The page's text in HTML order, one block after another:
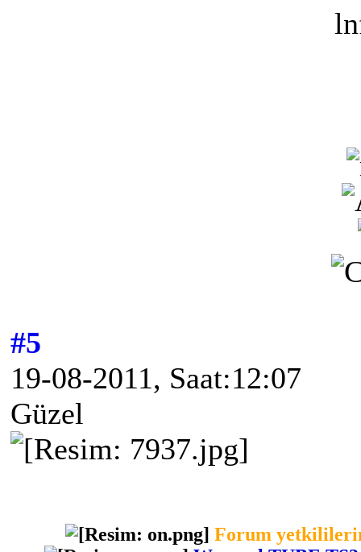
#5
19-08-2011, Saat:12:07
Güzel
Forum